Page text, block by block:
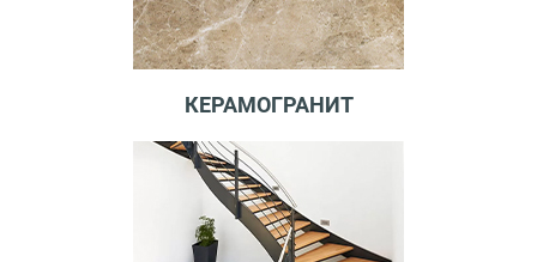
КЕРАМОГРАНИТ